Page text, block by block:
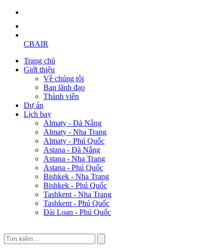
CBAIR
Trang chủ
Giới thiệu
Về chúng tôi
Ban lãnh đạo
Thành viên
Dự án
Lịch bay
Almaty - Đà Nẵng
Almaty - Nha Trang
Almaty - Phú Quốc
Astana - Đà Nẵng
Astana - Nha Trang
Astana - Phú Quốc
Bishkek - Nha Trang
Bishkek - Phú Quốc
Tashkent - Nha Trang
Tashkent - Phú Quốc
Đài Loan - Phú Quốc